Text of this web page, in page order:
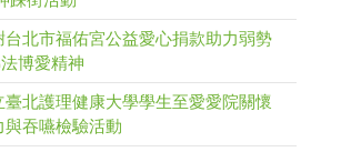
台北市福佑宮公益愛心捐款助力弱勢
博愛精神
臺北護理健康大學學生至愛愛院關懷
吞嚥檢驗活動